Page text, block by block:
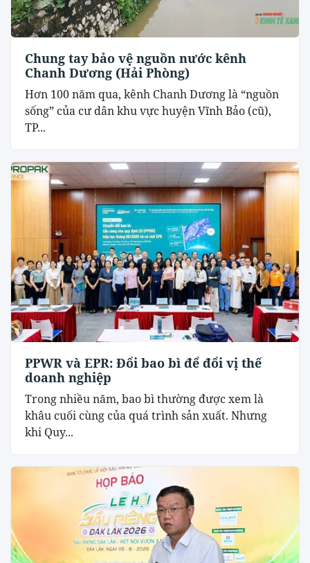
Chung tay bảo vệ nguồn nước kênh
Chanh Dương (Hải Phòng)
Hơn 100 năm qua, kênh Chanh Dương là “nguồn
sống” của cư dân khu vực huyện Vĩnh Bảo (cũ),
TP...
PPWR và EPR: Đổi bao bì để đổi vị thế
doanh nghiệp
Trong nhiều năm, bao bì thường được xem là
khâu cuối cùng của quá trình sản xuất. Nhưng
khi Quy...